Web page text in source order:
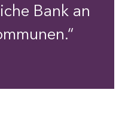
Bank an